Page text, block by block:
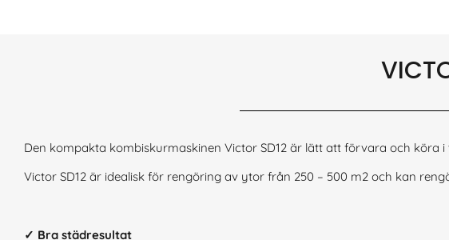
Den kompakta kombiskurmaskinen Victor SD12 är lätt att förvara och köra
Victor SD12 är idealisk för rengöring av ytor från 250 – 500 m2 och kan
✓ Bra städresultat